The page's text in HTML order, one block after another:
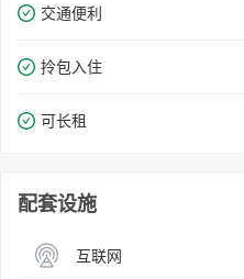
交通便利
拎包入住
可长租
配套设施
互联网